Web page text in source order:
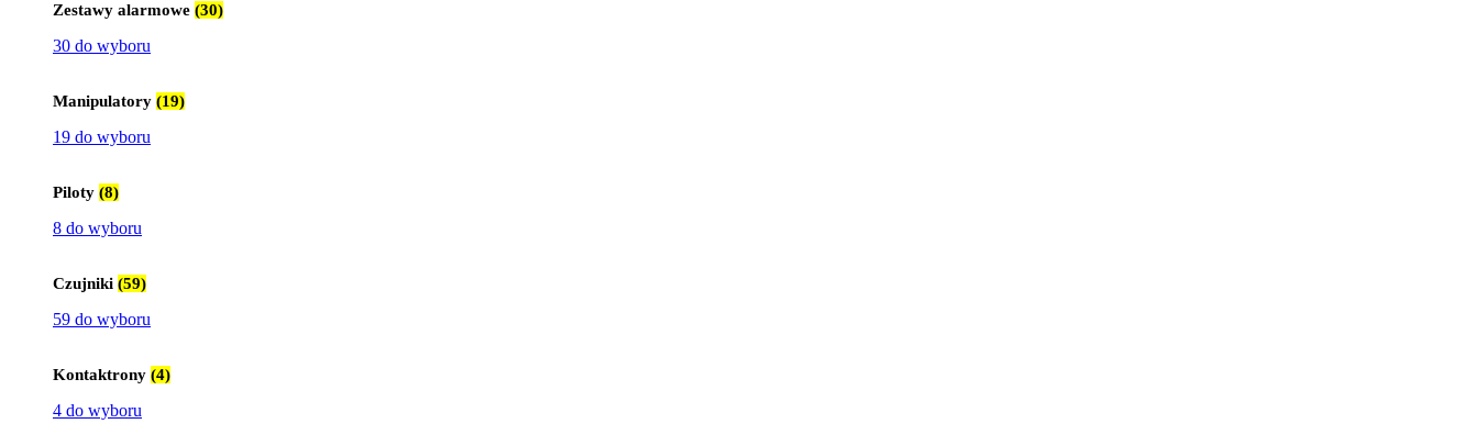
Zestawy alarmowe (30)
30 do wyboru
Manipulatory (19)
19 do wyboru
Piloty (8)
8 do wyboru
Czujniki (59)
59 do wyboru
Kontaktrony (4)
4 do wyboru